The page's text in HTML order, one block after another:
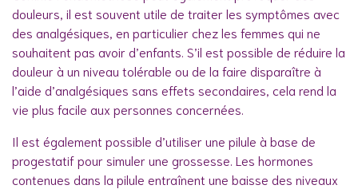
douleurs, il est souvent utile de traiter les symptômes avec
des analgésiques, en particulier chez les femmes qui ne
souhaitent pas avoir d’enfants. S’il est possible de réduire la
douleur à un niveau tolérable ou de la faire disparaître à
l’aide d’analgésiques sans effets secondaires, cela rend la
vie plus facile aux personnes concernées.
Il est également possible d’utiliser une pilule à base de
progestatif pour simuler une grossesse. Les hormones
contenues dans la pilule entraînent une baisse des niveaux